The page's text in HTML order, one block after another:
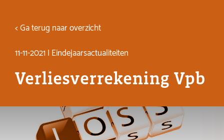
< Ga terug naar overzicht
11-11-2021 | Eindejaarsactualiteiten
Verliesverrekening Vpb